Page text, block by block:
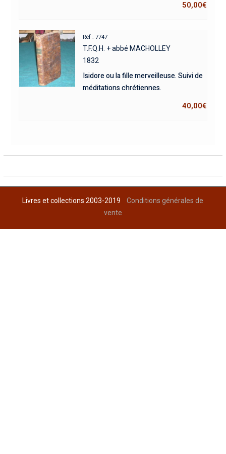
50,00€
Réf : 7747
T.F.Q.H. + abbé MACHOLLEY
1832
Isidore ou la fille merveilleuse. Suivi de
méditations chrétiennes.
40,00€
Livres et collections 2003-2019Conditions générales de
vente